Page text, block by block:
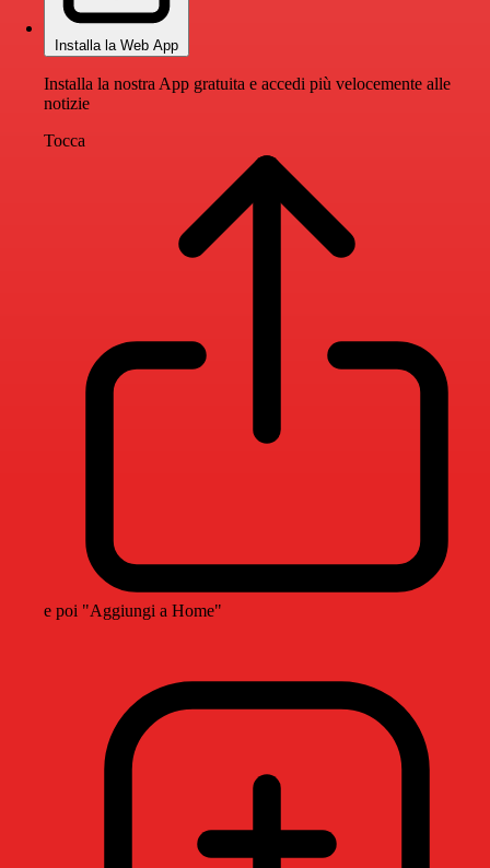
Installa la Web App
Installa la nostra App gratuita e accedi più velocemente alle
notizie
Tocca
e poi "Aggiungi a Home"